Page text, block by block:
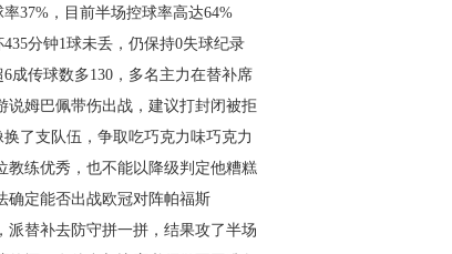
37%，目前半场控球率高达64%
分钟1球未丢，仍保持0失球纪录
成传球数多130，多名主力在替补席
说姆巴佩带伤出战，建议打封闭被拒
了支队伍，争取吃巧克力味巧克力
教练优秀，也不能以降级判定他糟糕
确定能否出战欧冠对阵帕福斯
派替补去防守拼一拼，结果攻了半场